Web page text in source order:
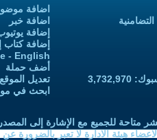
اضافة
اضافة خبر
إضافة
إضافة كتاب
- English
أضف حملة
تعديل
ابحث في
متاحة للجميع مع الإشارة إلى المصدر
هيئة الادارة لا تعبر بالضرورة عن